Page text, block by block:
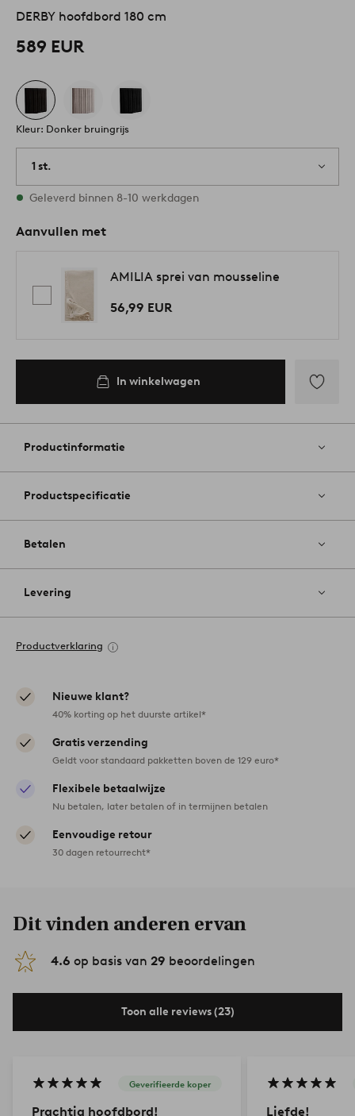
DERBY hoofdbord 180 cm
589 EUR
Kleur: Donker bruingrijs
1 st.
Op voorraad
Geleverd binnen 8-10 werkdagen
Aanvullen met
AMILIA sprei van mousseline
56,99 EUR
In winkelwagen
aan
Productinformatie
Productspecificatie
Betalen
Levering
Productverklaring
Nieuwe klant?
40% korting op het duurste artikel*
Gratis verzending
Geldt voor standaard pakketten boven de 129 euro*
Flexibele betaalwijze
Nu betalen, later betalen of in termijnen betalen
Eenvoudige retour
30 dagen retourrecht*
Dit vinden anderen ervan
4.6 op basis van 29 beoordelingen
Toon alle reviews (23)
Geverifieerde koper
Prachtig hoofdbord! Liefde!